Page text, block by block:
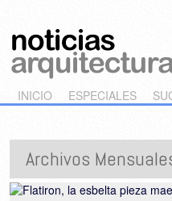
Main menu
Skip to primary content
Skip to secondary content
INICIO ESPECIALES
Archivos